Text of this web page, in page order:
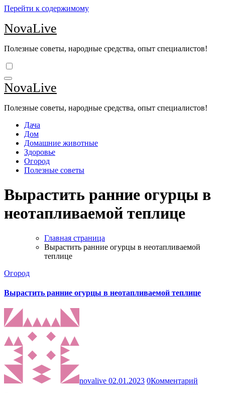
Перейти к содержимому
NovaLive
Полезные советы, народные средства, опыт специалистов!
NovaLive
Полезные советы, народные средства, опыт специалистов!
Дача
Дом
Домашние животные
Здоровье
Огород
Полезные советы
Вырастить ранние огурцы в
неотапливаемой теплице
Главная страница
Вырастить ранние огурцы в неотапливаемой
теплице
Огород
Вырастить ранние огурцы в неотапливаемой теплице
novalive 02.01.2023 0Комментарий